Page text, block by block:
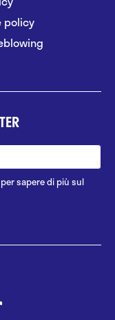
policy
per sapere di più sul